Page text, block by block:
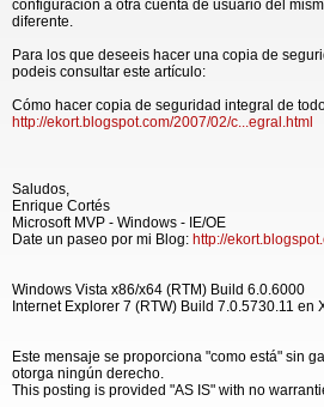
configuración a otra cuenta de usuario del
diferente.
Para los que deseeis hacer una copia de
podeis consultar este artículo:
Cómo hacer copia de seguridad integral de
http://ekort.blogspot.com/2007/02/c...egral.html
Saludos,
Enrique Cortés
Microsoft MVP - Windows - IE/OE
Date un paseo por mi Blog: http://
Windows Vista x86/x64 (RTM) Build 6.0.6000
Internet Explorer 7 (RTW) Build 7.0.5730.11 en
Este mensaje se proporciona "como está" sin
otorga ningún derecho.
This posting is provided "AS IS" with no